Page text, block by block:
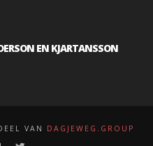
EN KJARTANSSON
VAN DAGJEWEG.GROUP